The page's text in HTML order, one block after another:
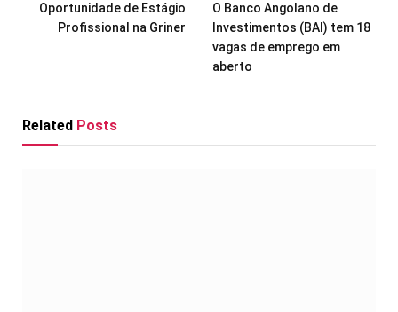
Oportunidade de Estágio
Profissional na Griner
O Banco Angolano de
Investimentos (BAI) tem 18
vagas de emprego em
aberto
Related Posts